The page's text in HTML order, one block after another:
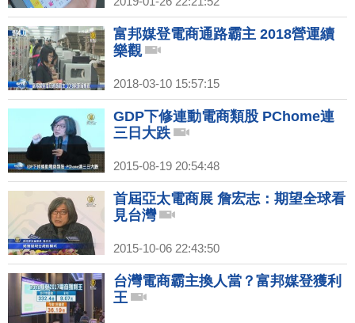
富邦媒登電商通路霸主 2018營運續
樂觀
2018-03-10 15:57:15
GDP下修連動電商類股 PChome連
三日大跌
2015-08-19 20:54:48
首屆亞太電商展 詹宏志：期望全球看
見台灣
2015-10-06 22:43:50
台灣電商霸主換人當？富邦媒登獲利
王